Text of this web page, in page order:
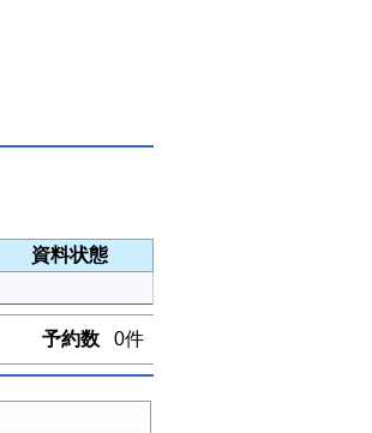
資料状態
予約数 0件